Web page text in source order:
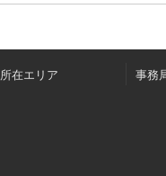
所在エリア 事務